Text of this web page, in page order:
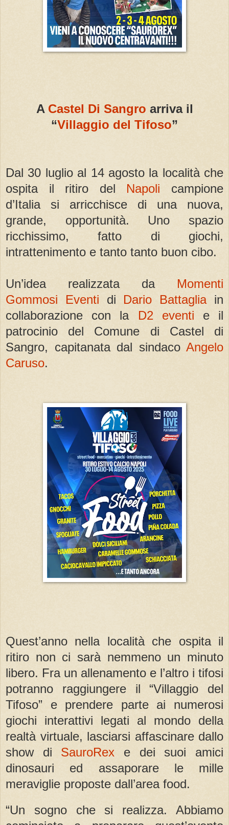
A Castel Di Sangro arriva il
“Villaggio del Tifoso”
Dal 30 luglio al 14 agosto la località che
ospita il ritiro del Napoli campione
d’Italia si arricchisce di una nuova,
grande, opportunità. Uno spazio
ricchissimo, fatto di giochi,
intrattenimento e tanto tanto buon cibo.
Un’idea realizzata da Momenti
Gommosi Eventi di Dario Battagliain
collaborazione con la D2 eventi e il
patrocinio del Comune di Castel di
Sangro, capitanata dal sindaco Angelo
Caruso.
Quest’anno nella località che ospita il
ritiro non ci sarà nemmeno un minuto
libero. Fra un allenamento e l’altro i tifosi
potranno raggiungere il “Villaggio del
Tifoso” e prendere parte ai numerosi
giochi interattivi legati al mondo della
realtà virtuale, lasciarsi affascinare dallo
show di SauroRex e dei suoi amici
dinosauri ed assaporare le mille
meraviglie proposte dall’area food.
“Un sogno che si realizza. Abbiamo